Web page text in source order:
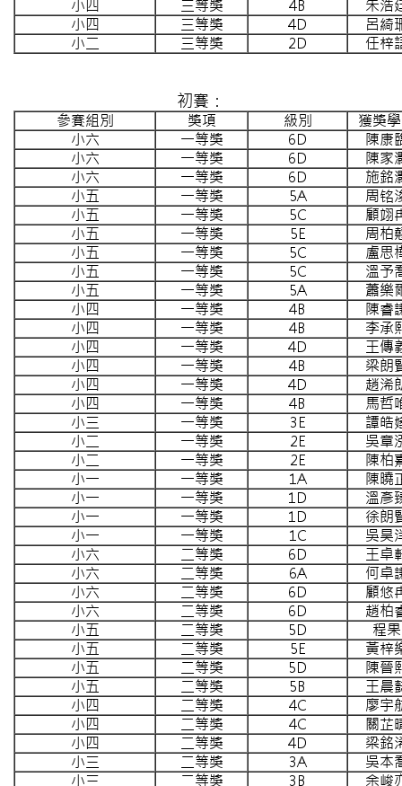
小四 三等獎 4B
朱浩
小四
三等獎 4D
呂綺
小二
三等獎 2D 任梓
初賽：
參賽組別 獎項 級別
獲獎
小六
一等獎 6D
陳康
小六
一等獎 6D
陳家
小六
一等獎 6D
施銘
小五
一等獎 5A
周铭
小五
一等獎 5C
顧翊
小五
一等獎 5E
周柏
小五
一等獎 5C
盧思
小五
一等獎 5C
溫予
小五
一等獎 5A
蕭樂
小四
一等獎 4B
陳睿
小四
一等獎 4B
李承
小四
一等獎 4D
王傳
小四
一等獎 4B
梁朗
小四
一等獎 4D
趙浠
小四
一等獎 4B
馬哲
小三
一等獎 3E
譚皓
小二
一等獎 2E
吳章
小二
一等獎 2E
陳柏
小一
一等獎 1A
陳曉
小一
一等獎 1D
溫彥
小一
一等獎 1D
徐朗
小一
一等獎 1C
吳昊
小六
二等獎 6D
王卓
小六
二等獎 6A
何卓
小六
二等獎 6D
顧悠
小六
二等獎 6D
趙柏
小五
二等獎 5D
程果
小五
二等獎 5E
黃梓
小五
二等獎 5D
陳晉
小五
二等獎 5B
王晨
小四
二等獎 4C
廖宇
小四
二等獎 4C
關芷
小四
二等獎 4D
梁銘
小三
二等獎 3A
吳本
小三
二等獎 3B
余峻